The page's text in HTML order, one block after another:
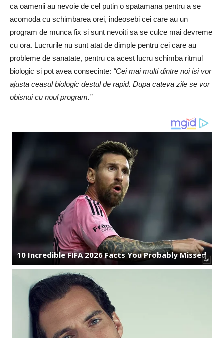
ca oamenii au nevoie de cel putin o spatamana pentru a se
acomoda cu schimbarea orei, indeosebi cei care au un
program de munca fix si sunt nevoiti sa se culce mai devreme
cu ora. Lucrurile nu sunt atat de dimple pentru cei care au
probleme de sanatate, pentru ca acest lucru schimba ritmul
biologic si pot avea consecinte: “Cei mai multi dintre noi isi vor
ajusta ceasul biologic destul de rapid. Dupa cateva zile se vor
obisnui cu noul program.”